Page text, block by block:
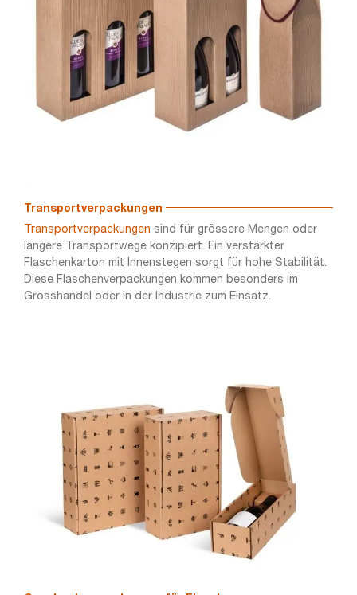
Transportverpackungen
Transportverpackungen sind für grössere Mengen oder
längere Transportwege konzipiert. Ein verstärkter
Flaschenkarton mit Innenstegen sorgt für hohe Stabilität.
Diese Flaschenverpackungen kommen besonders im
Grosshandel oder in der Industrie zum Einsatz.